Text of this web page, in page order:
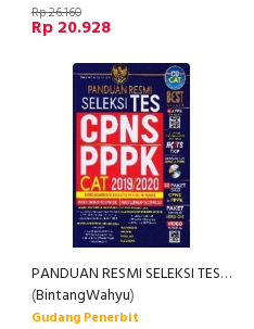
Rp 26.160
Rp 20.928
PANDUAN RESMI SELEKSI TES CPNS & PPPK CAT 2019/2020
(BintangWahyu)
Gudang Penerbit